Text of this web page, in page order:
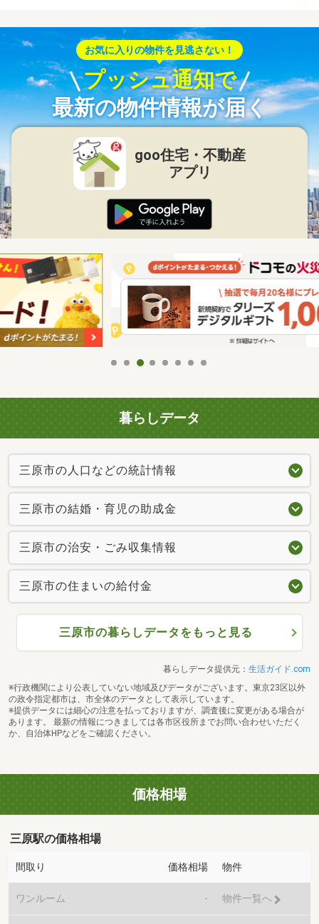
お気に入りの物件を見逃さない！
プッシュ通知で
最新の物件情報が届く
goo住宅・不動産
アプリ
暮らしデータ
三原市の人口などの統計情報
三原市の結婚・育児の助成金
三原市の治安・ごみ収集情報
三原市の住まいの給付金
三原市の暮らしデータをもっと見る
暮らしデータ提供元： 生活ガイド.com
※行政機関により公表していない地域及びデータがございます。東京23区以外
の政令指定都市は、市全体のデータとして表示しています。
※提供データには細心の注意を払っておりますが、調査後に変更がある場合が
あります。 最新の情報につきましては各市区役所までお問い合わせいただく
か、自治体HPなどをご確認ください。
価格相場
三原駅の価格相場
間取り 価格相場 物件
ワンルーム - 物件一覧へ